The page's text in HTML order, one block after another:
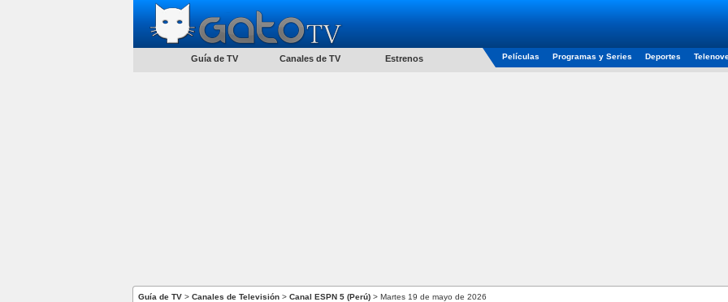
Guía de TV Canales de TV Estrenos Películas Programas y Series Deportes
Guía de TV > Canales de Televisión > Canal ESPN 5 (Perú) > Martes 19 de mayo de 2026